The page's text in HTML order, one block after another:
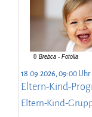
18.09.2026, 09:00 Uhr
Eltern-Kind-
Eltern-Kind-